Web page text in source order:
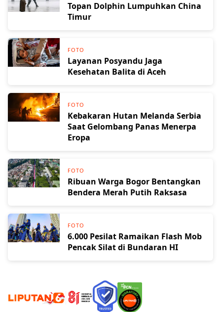
Topan Dolphin Lumpuhkan China
Timur
FOTO
Layanan Posyandu Jaga
Kesehatan Balita di Aceh
FOTO
Kebakaran Hutan Melanda Serbia
Saat Gelombang Panas Menerpa
Eropa
FOTO
Ribuan Warga Bogor Bentangkan
Bendera Merah Putih Raksasa
FOTO
6.000 Pesilat Ramaikan Flash Mob
Pencak Silat di Bundaran HI